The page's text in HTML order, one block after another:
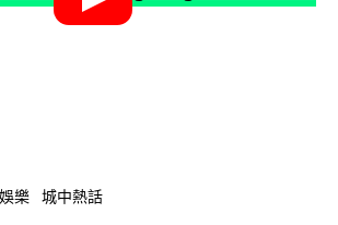
樂 城中熱話